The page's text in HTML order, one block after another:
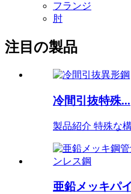
フランジ
肘
注目の製品
冷間引抜特殊...
製品紹介 特殊な
亜鉛メッキパ